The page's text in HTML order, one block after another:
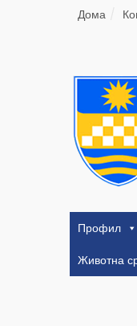
Дома
Профил
Животна